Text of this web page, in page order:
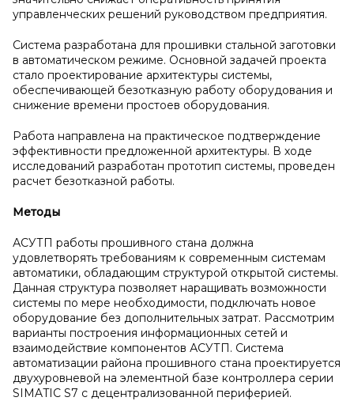
управленческих решений руководством предприятия.
Система разработана для прошивки стальной заготовки
в автоматическом режиме. Основной задачей проекта
стало проектирование архитектуры системы,
обеспечивающей безотказную работу оборудования и
снижение времени простоев оборудования.
Работа направлена на практическое подтверждение
эффективности предложенной архитектуры. В ходе
исследований разработан прототип системы, проведен
расчет безотказной работы.
Методы
АСУТП работы прошивного стана должна
удовлетворять требованиям к современным системам
автоматики, обладающим структурой открытой системы.
Данная структура позволяет наращивать возможности
системы по мере необходимости, подключать новое
оборудование без дополнительных затрат. Рассмотрим
варианты построения информационных сетей и
взаимодействие компонентов АСУТП. Система
автоматизации района прошивного стана проектируется
двухуровневой на элементной базе контроллера серии
SIMATIC S7 c децентрализованной периферией.